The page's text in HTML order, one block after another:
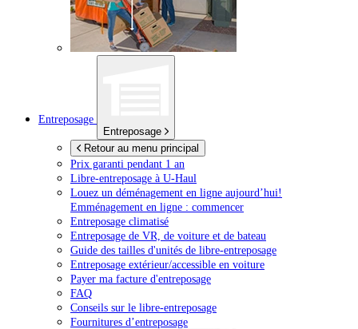
Entreposage
Entreposage
Retour au menu principal
Prix garanti pendant 1 an
Libre-entreposage à U-Haul
Louez un déménagement en ligne aujourd’hui!
Emménagement en ligne : commencer
Entreposage climatisé
Entreposage de VR, de voiture et de bateau
Guide des tailles d'unités de libre-entreposage
Entreposage extérieur/accessible en voiture
Payer ma facture d'entreposage
FAQ
Conseils sur le libre-entreposage
Fournitures d’entreposage